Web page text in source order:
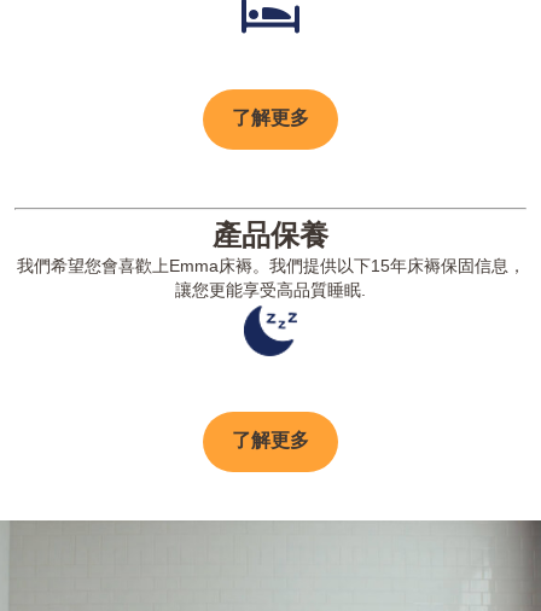
了解更多
產品保養
我們希望您會喜歡上Emma床褥。我們提供以下15年床褥保固信息，
讓您更能享受高品質睡眠.
了解更多